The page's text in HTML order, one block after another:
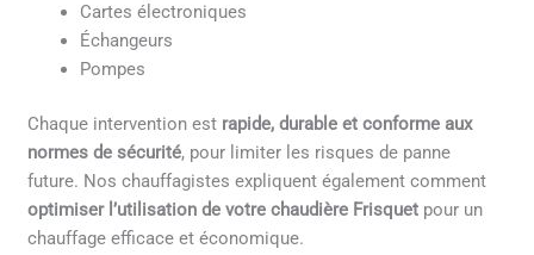
Cartes électroniques
Échangeurs
Pompes
Chaque intervention est rapide, durable et conforme aux
normes de sécurité, pour limiter les risques de panne
future. Nos chauffagistes expliquent également comment
optimiser l’utilisation de votre chaudière Frisquet pour un
chauffage efficace et économique.